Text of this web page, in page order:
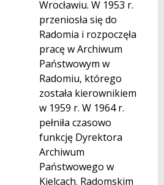
Wrocławiu. W 1953 r.
przeniosła się do
Radomia i rozpoczęła
pracę w Archiwum
Państwowym w
Radomiu, którego
została kierownikiem
w 1959 r. W 1964 r.
pełniła czasowo
funkcję Dyrektora
Archiwum
Państwowego w
Kielcach. Radomskim